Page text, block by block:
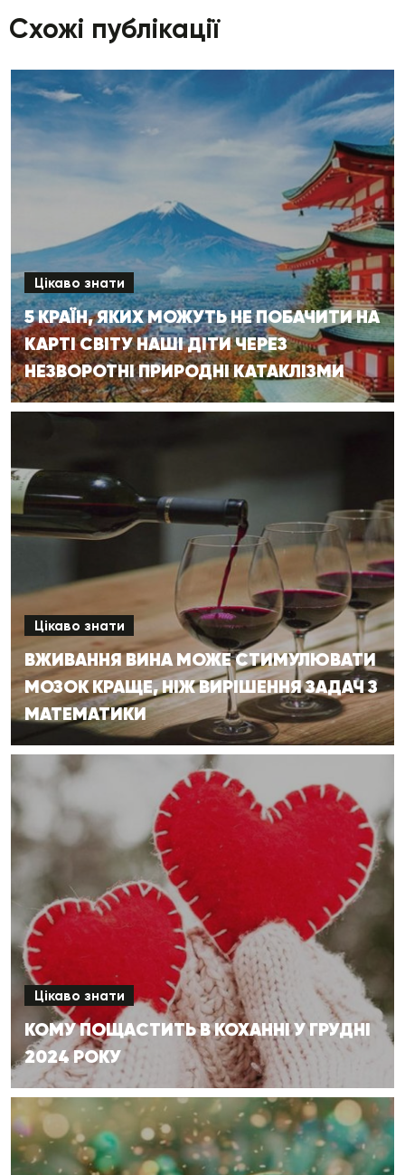
Схожі публікації
Цікаво знати
5 КРАЇН, ЯКИХ МОЖУТЬ НЕ ПОБАЧИТИ НА
КАРТІ СВІТУ НАШІ ДІТИ ЧЕРЕЗ
НЕЗВОРОТНІ ПРИРОДНІ КАТАКЛІЗМИ
Цікаво знати
ВЖИВАННЯ ВИНА МОЖЕ СТИМУЛЮВАТИ
МОЗОК КРАЩЕ, НІЖ ВИРІШЕННЯ ЗАДАЧ З
МАТЕМАТИКИ
Цікаво знати
КОМУ ПОЩАСТИТЬ В КОХАННІ У ГРУДНІ
2024 РОКУ